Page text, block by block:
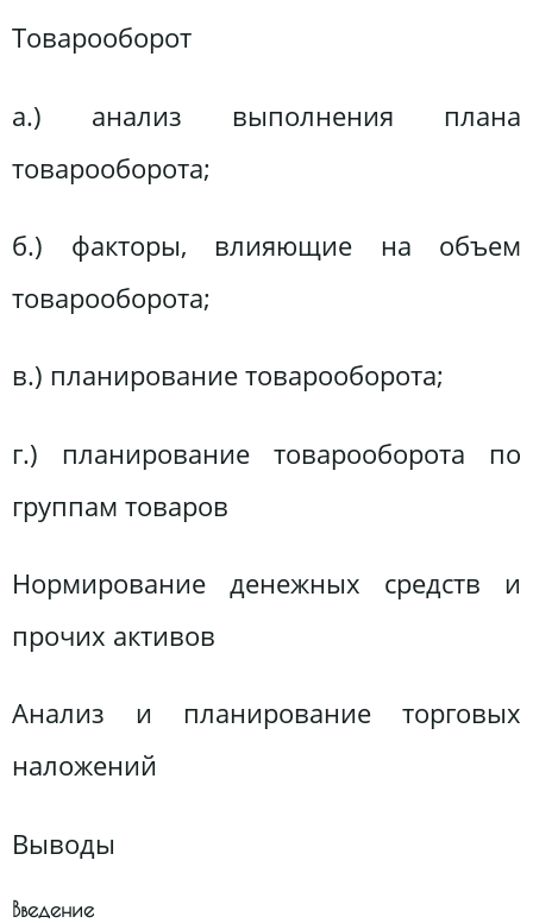
Товарооборот
а.) анализ выполнения плана
товарооборота;
б.) факторы, влияющие на объем
товарооборота;
в.) планирование товарооборота;
г.) планирование товарооборота по
группам товаров
Нормирование денежных средств и
прочих активов
Анализ и планирование торговых
наложений
Выводы
Введение